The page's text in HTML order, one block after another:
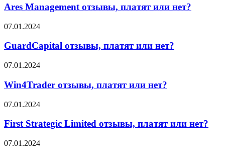
отзывы,
платят
или
нет?
Ares Management отзывы, платят или нет?
GuardCapital
платят
нет?
07.01.2024
GuardCapital отзывы, платят или нет?
Win4Trader
платят
или
нет?
07.01.2024
Win4Trader отзывы, платят или нет?
First
Limited
платят
07.01.2024
First Strategic Limited отзывы, платят или нет?
Accuindex
07.01.2024